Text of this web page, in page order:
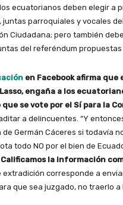
ecuatorianos deben elegir a
juntas parroquiales y vocales
Ciudadana; pero también
del referéndum propuestas
en Facebook afirma que
engaña a los
que se vote por el Sí para la
a delincuentes. “Y
Germán Cáceres si todavía
todo NO por el bien de
Calificamos la información
extradición corresponde a
que sea juzgado, no traerlo a